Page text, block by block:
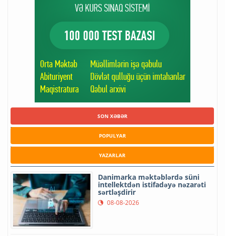
SON XƏBƏR
POPULYAR
YAZARLAR
Danimarka məktəblərdə süni
intellektdən istifadəyə nəzarəti
sərtləşdirir
08-08-2026